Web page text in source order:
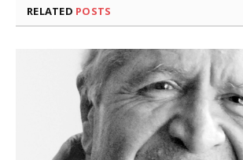
RELATED POSTS